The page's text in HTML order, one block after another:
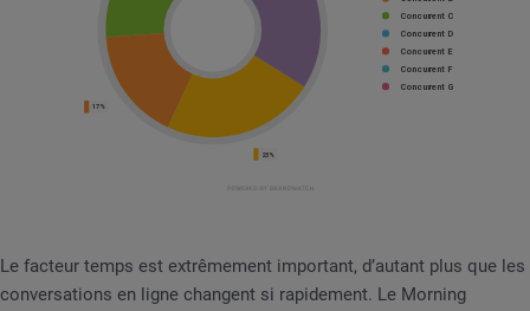
Le facteur temps est extrêmement important, d’autant plus que les
conversations en ligne changent si rapidement. Le Morning